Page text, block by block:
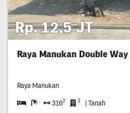
Rp. 12,5 JT
Raya Manukan Double Way
Raya Manukan
3162 2 | Tanah